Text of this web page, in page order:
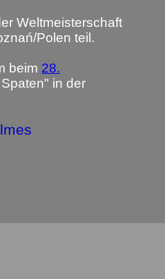
Weltmeisterschaft
Polen teil.
beim 28.
in der